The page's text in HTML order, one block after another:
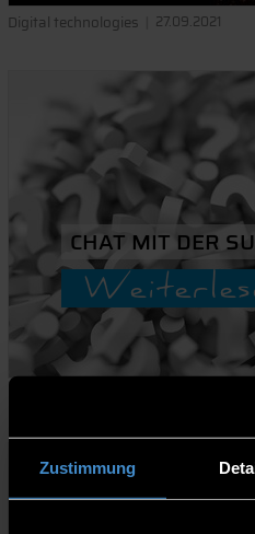
Zustimmung
Digital technologies 27.09.2021
CHAT MIT DER